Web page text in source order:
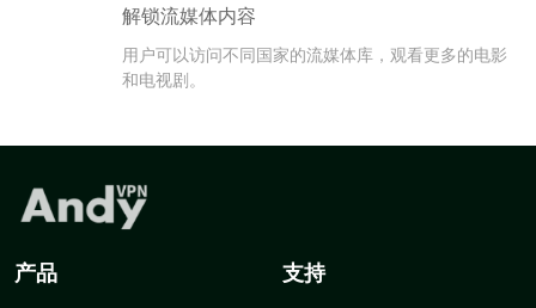
解锁流媒体内容
用户可以访问不同国家的流媒体库，观看更多的电影
和电视剧。
产品 支持